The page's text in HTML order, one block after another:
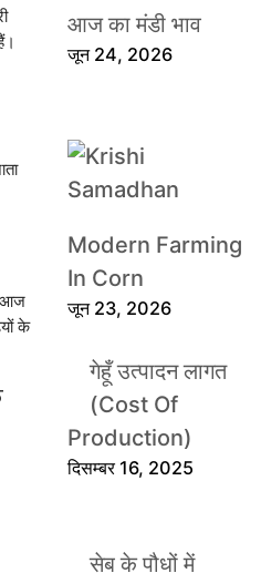
आज
के
आज का मंडी भाव
जून 24, 2026
Modern Farming
In Corn
जून 23, 2026
गेहूँ उत्पादन लागत
(Cost Of
Production)
दिसम्बर 16, 2025
सेब के पौधों में